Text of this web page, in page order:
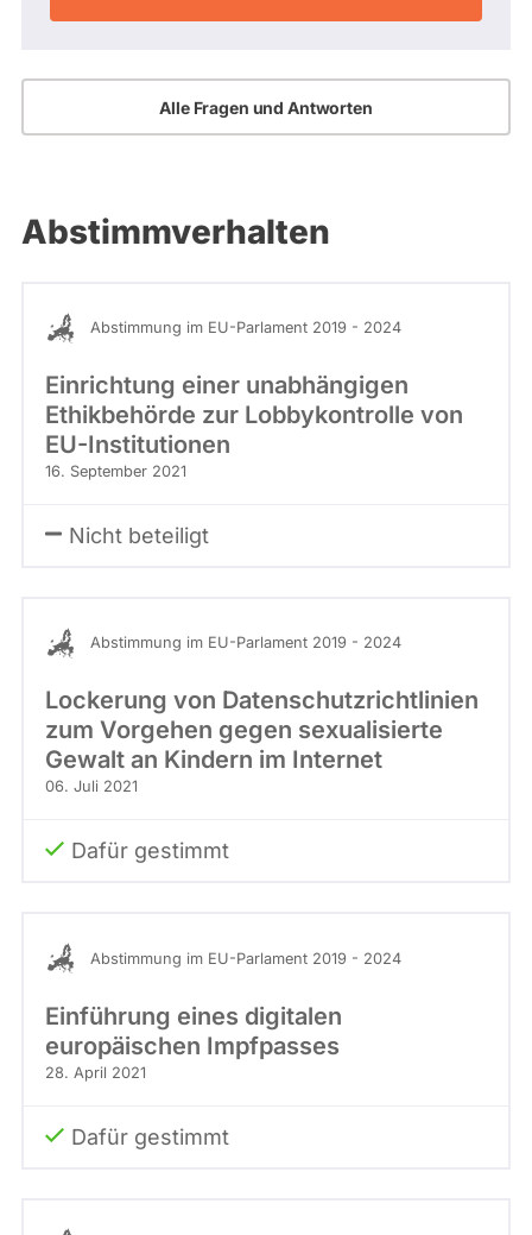
Alle Fragen und Antworten
Abstimmverhalten
Abstimmung im EU-Parlament 2019 - 2024
Einrichtung einer unabhängigen
Ethikbehörde zur Lobbykontrolle von
EU-Institutionen
16. September 2021
Nicht beteiligt
Abstimmung im EU-Parlament 2019 - 2024
Lockerung von Datenschutzrichtlinien
zum Vorgehen gegen sexualisierte
Gewalt an Kindern im Internet
06. Juli 2021
Dafür gestimmt
Abstimmung im EU-Parlament 2019 - 2024
Einführung eines digitalen
europäischen Impfpasses
28. April 2021
Dafür gestimmt